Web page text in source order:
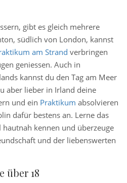
gibt es gleich mehrere
südlich von London, kannst
am Strand verbringen
geniessen. Auch in
kannst du den Tag am Meer
aber lieber in Irland deine
und ein Praktikum absolvieren
dafür bestens an. Lerne das
kennen und überzeuge
und der liebenswerten
über 18